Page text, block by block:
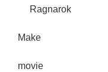
Ragnarok
Make
movie